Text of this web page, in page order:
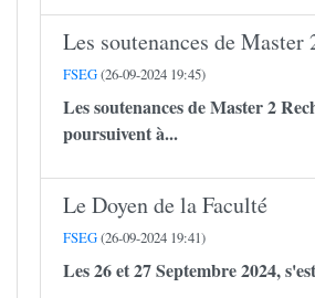
Les soutenances de Master
FSEG(26-09-2024 19:45)
Les soutenances de Master 2
poursuivent à...
Le Doyen de la Faculté
FSEG(26-09-2024 19:41)
Les 26 et 27 Septembre 2024,